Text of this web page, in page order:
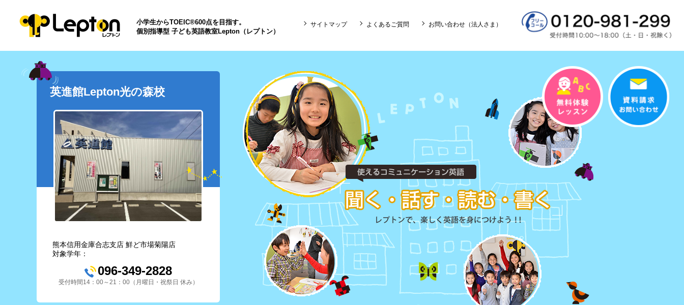
小学生からTOEIC®600点を目指す。
個別指導型 子ども英語教室Lepton（レプトン）
サイトマップ よくあるご質問 お問い合わせ（法人さま）
英進館Lepton光の森校
熊本信用金庫合志支店 鮮ど市場菊陽店
対象学年：
096-349-2828
受付時間14：00～21：00（月曜日・祝祭日 休み）